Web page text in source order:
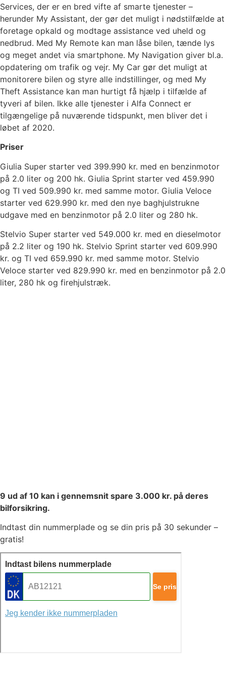
Services, der er en bred vifte af smarte tjenester –
herunder My Assistant, der gør det muligt i nødstilfælde at
foretage opkald og modtage assistance ved uheld og
nedbrud. Med My Remote kan man låse bilen, tænde lys
og meget andet via smartphone. My Navigation giver bl.a.
opdatering om trafik og vejr. My Car gør det muligt at
monitorere bilen og styre alle indstillinger, og med My
Theft Assistance kan man hurtigt få hjælp i tilfælde af
tyveri af bilen. Ikke alle tjenester i Alfa Connect er
tilgængelige på nuværende tidspunkt, men bliver det i
løbet af 2020.
Priser
Giulia Super starter ved 399.990 kr. med en benzinmotor
på 2.0 liter og 200 hk. Giulia Sprint starter ved 459.990
og TI ved 509.990 kr. med samme motor. Giulia Veloce
starter ved 629.990 kr. med den nye baghjulstrukne
udgave med en benzinmotor på 2.0 liter og 280 hk.
Stelvio Super starter ved 549.000 kr. med en dieselmotor
på 2.2 liter og 190 hk. Stelvio Sprint starter ved 609.990
kr. og TI ved 659.990 kr. med samme motor. Stelvio
Veloce starter ved 829.990 kr. med en benzinmotor på 2.0
liter, 280 hk og firehjulstræk.
9 ud af 10 kan i gennemsnit spare 3.000 kr. på deres
bilforsikring.
Indtast din nummerplade og se din pris på 30 sekunder –
gratis!